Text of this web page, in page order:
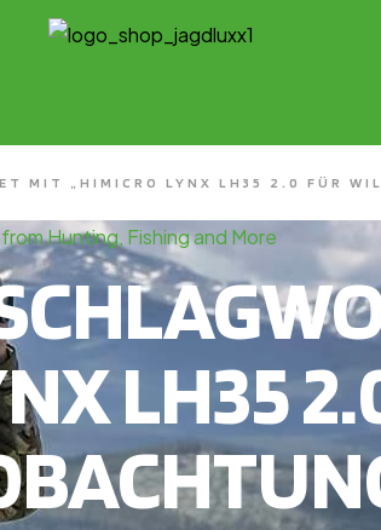
MIT „HIMICRO LYNX LH35 2.0 FÜR
Hunting, Fishing and More
LH35